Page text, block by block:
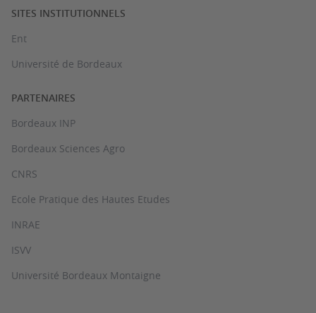
SITES INSTITUTIONNELS
Ent
Université de Bordeaux
PARTENAIRES
Bordeaux INP
Bordeaux Sciences Agro
CNRS
Ecole Pratique des Hautes Etudes
INRAE
ISVV
Université Bordeaux Montaigne